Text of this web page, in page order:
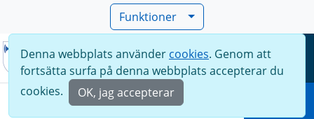
Funktioner
Meny
Denna webbplats använder cookies. Genom att
fortsätta surfa på denna webbplats accepterar du
cookies.
OK, jag accepterar